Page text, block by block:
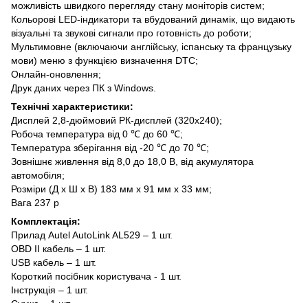
можливість швидкого перегляду стану моніторів систем;
Кольорові LED-індикатори та вбудований динамік, що видають
візуальні та звукові сигнали про готовність до роботи;
Мультимовне (включаючи англійську, іспанську та французьку
мови) меню з функцією визначення DTC;
Онлайн-оновлення;
Друк даних через ПК з Windows.
Технічні характеристики:
Дисплей 2,8-дюймовий РК-дисплей (320x240);
Робоча температура від 0 ℃ до 60 ℃;
Температура зберігання від -20 ℃ до 70 ℃;
Зовнішнє живлення від 8,0 до 18,0 В, від акумулятора
автомобіля;
Розміри (Д x Ш x В) 183 мм x 91 мм x 33 мм;
Вага 237 р
Комплектація:
Прилад Autel AutoLink AL529 – 1 шт.
OBD II кабель – 1 шт.
USB кабель – 1 шт.
Короткий посібник користувача - 1 шт.
Інструкція – 1 шт.